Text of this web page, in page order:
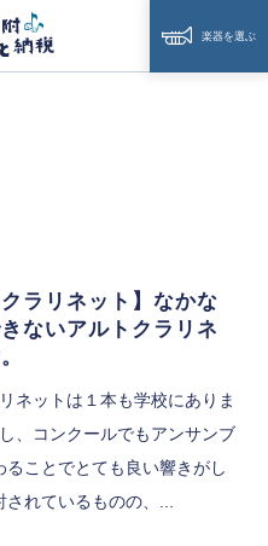
楽器を選ぶ
クラリネット】なかな
ないアルトクラリネ
ネットは１本も学校にありま
、コンクールでもアンサンブ
ことでとても良い響きがし
れているものの、...